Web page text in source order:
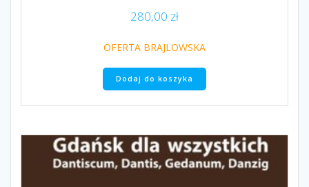
280,00 zł
OFERTA BRAJLOWSKA
Dodaj do koszyka